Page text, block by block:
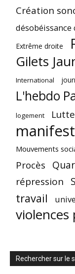
Création
désobéissance
Extrême droite
Gilets
International
L'hebdo
logement
Lutte
Mouvements
Procès
répression
travail
violences
Rechercher sur le